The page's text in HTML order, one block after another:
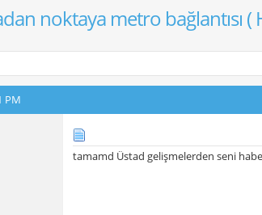
noktaya metro bağlantısı (
PM
tamamd Üstad gelişmelerden seni